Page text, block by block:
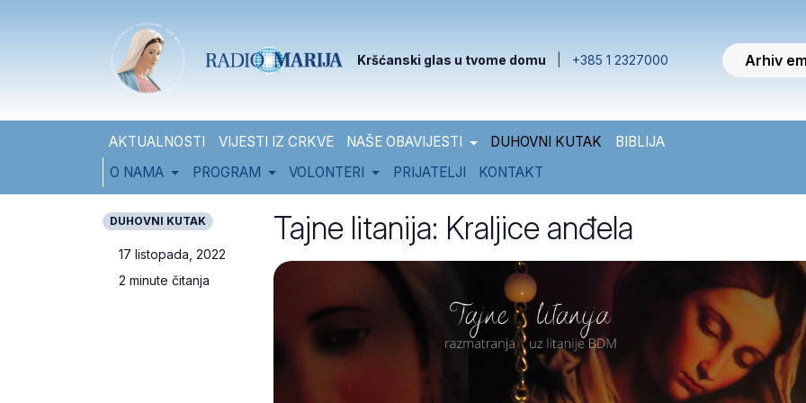
Kršćanski glas u tvome domu +385 1 2327000 Arhiv
AKTUALNOSTI VIJESTI IZ CRKVE NAŠE OBAVIJESTI DUHOVNI KUTAK
BIBLIJA
O NAMA
PROGRAM VOLONTERI PRIJATELJI KONTAKT
DUHOVNI KUTAK
17 listopada, 2022
2 minute čitanja
Tajne litanija: Kraljice anđela